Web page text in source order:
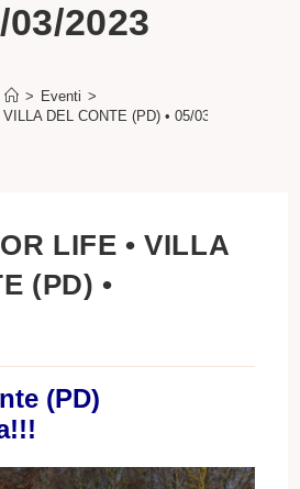
03/2023
> Eventi >
VILLA DEL CONTE (PD) • 05/03/2023
LIFE • VILLA
(PD) •
(PD)